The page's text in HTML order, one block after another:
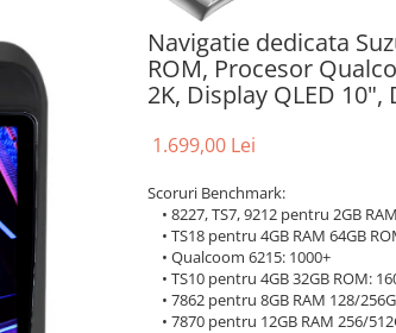
Navigatie dedicata
ROM, Procesor
2K, Display QLED
1.699,00 Lei
Scoruri Benchmark:
• 8227, TS7, 9212 pentru 2GB
• TS18 pentru 4GB RAM 64GB
• Qualcoom 6215: 1000+
• TS10 pentru 4GB 32GB ROM:
• 7862 pentru 8GB RAM 128/
• 7870 pentru 12GB RAM 256/